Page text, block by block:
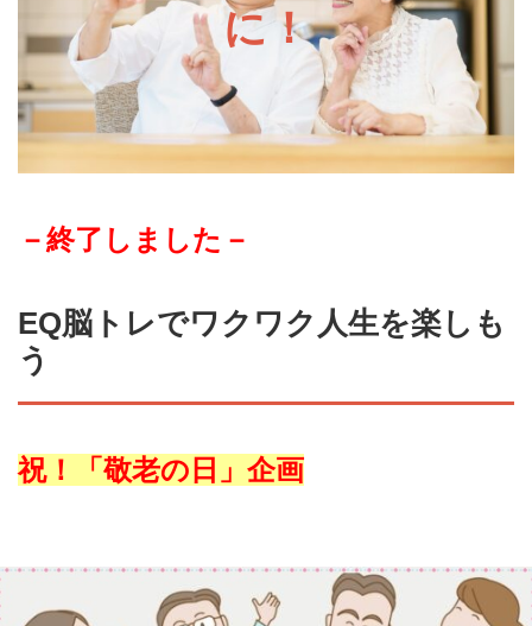
に！
－終了しました－
EQ脳トレでワクワク人生を楽しも
う
祝！「敬老の日」企画